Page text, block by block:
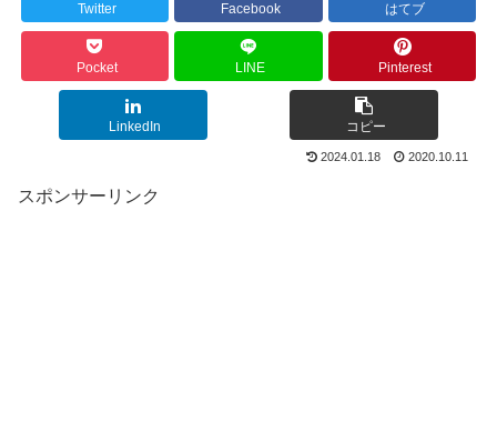
Twitter Facebook はてブ
Pocket LINE Pinterest
LinkedIn コピー
2024.01.18 2020.10.11
スポンサーリンク